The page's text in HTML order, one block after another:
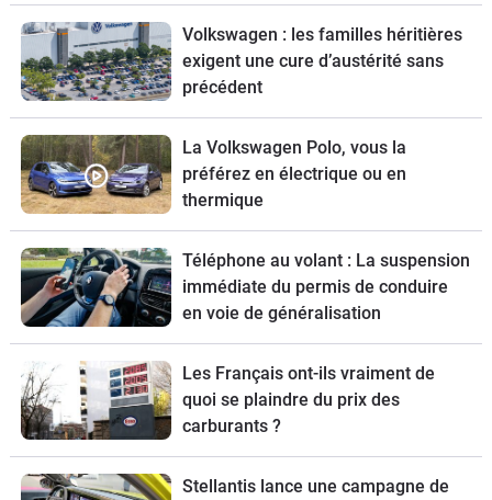
Volkswagen : les familles héritières
exigent une cure d’austérité sans
précédent
La Volkswagen Polo, vous la
préférez en électrique ou en
thermique
Téléphone au volant : La suspension
immédiate du permis de conduire
en voie de généralisation
Les Français ont-ils vraiment de
quoi se plaindre du prix des
carburants ?
Stellantis lance une campagne de